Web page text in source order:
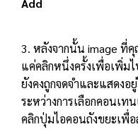
Add
3. หลังจากนั้น image ที่
แค่คลิกหนึ่งครั้งเพื่อเพิ่ม
ยังคงถูกจดจำและแสดง
ระหว่างการเลือกคอนเท
คลิกปุ่มไอคอนถังขยะเพื่